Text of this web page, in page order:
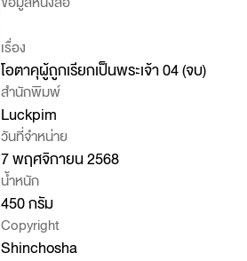
เรื่อง
โอตาคุผู้ถูกเรียกเป็นพระเจ้า 04 (จบ)
สำนักพิมพ์
Luckpim
วันที่จำหน่าย
7 พฤศจิกายน 2568
น้ำหนัก
450 กรัม
Copyright
Shinchosha